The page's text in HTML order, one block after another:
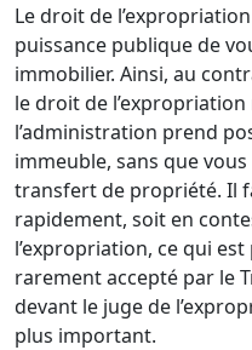
Le droit de
puissance publique de
immobilier. Ainsi, au
le droit de l’expropriation
l’administration prend
immeuble, sans que
transfert de propriété. Il
rapidement, soit en
l’expropriation, ce qui
rarement accepté par le
devant le juge de
plus important.